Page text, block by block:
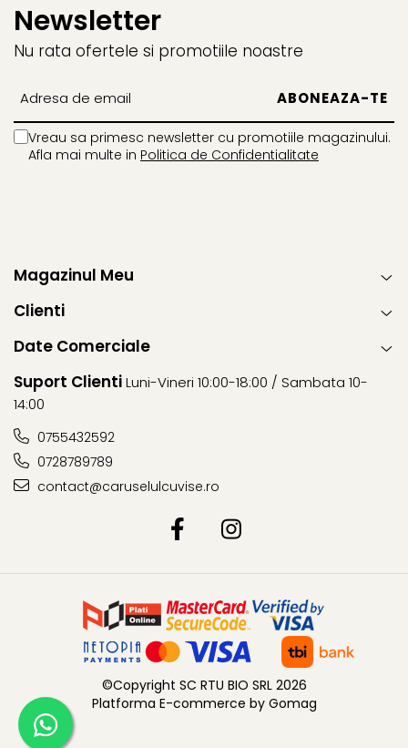
Newsletter
Nu rata ofertele si promotiile noastre
Vreau sa primesc newsletter cu promotiile magazinului.
Afla mai multe in Politica de Confidentialitate
Magazinul Meu
Clienti
Date Comerciale
Suport ClientiLuni-Vineri 10:00-18:00 / Sambata 10-
14:00
0755432592
0728789789
contact@caruselulcuvise.ro
©Copyright SC RTU BIO SRL 2026
Platforma E-commerce by Gomag